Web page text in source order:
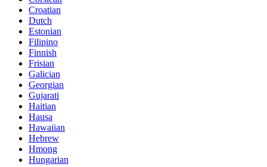
Croatian
Dutch
Estonian
Filipino
Finnish
Frisian
Galician
Georgian
Gujarati
Haitian
Hausa
Hawaiian
Hebrew
Hmong
Hungarian